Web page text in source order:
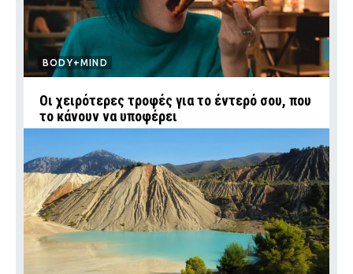
BODY+MIND
Οι χειρότερες τροφές για το έντερό σου, που
το κάνουν να υποφέρει